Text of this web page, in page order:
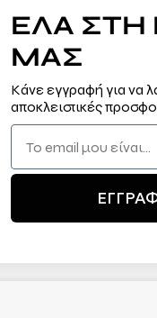
Αλλαγές /
Τα καταστήματά μας
Όροι χρήσης /
ΕΛΑ ΣΤΗ
ΜΑΣ
Κάνε εγγραφή για να
αποκλειστικές